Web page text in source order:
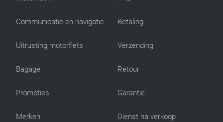
Communicatie en navigatie
Uitrusting motorfiets
Bagage
Promoties
Merken
Betaling
Verzending
Retour
Garantie
Dienst na verkoop